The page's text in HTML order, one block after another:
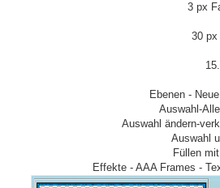
3 px
30
Ebenen -
Auswahl-
Auswahl ändern-
Auswahl
Füllen
Effekte - AAA Frames -